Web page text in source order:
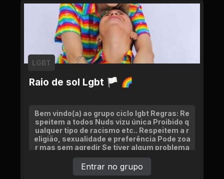
Raio de sol Lgbt 🏳 🌈
LGBT
Bem vindo(a) ao grupo ciclo lgbt Regras: Re
speitem a todos Nuds vizu única Proibido q
ualquer tipo de racismo etc.. Respeitem a r
eligião, sexualidade e preferência Pode zoa
r mas sem agredir Se tiver algum problema
fale com os adms
Entrar no grupo